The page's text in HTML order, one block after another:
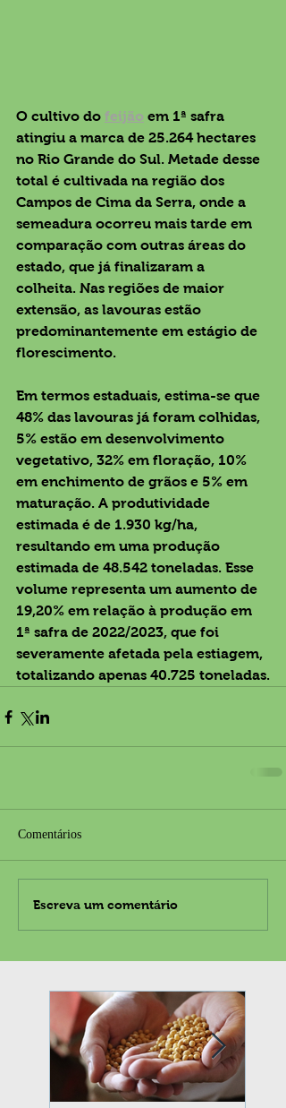
O cultivo do feijão em 1ª safra
atingiu a marca de 25.264 hectares
no Rio Grande do Sul. Metade desse
total é cultivada na região dos
Campos de Cima da Serra, onde a
semeadura ocorreu mais tarde em
comparação com outras áreas do
estado, que já finalizaram a
colheita. Nas regiões de maior
extensão, as lavouras estão
predominantemente em estágio de
florescimento.
Em termos estaduais, estima-se que
48% das lavouras já foram colhidas,
5% estão em desenvolvimento
vegetativo, 32% em floração, 10%
em enchimento de grãos e 5% em
maturação. A produtividade
estimada é de 1.930 kg/ha,
resultando em uma produção
estimada de 48.542 toneladas. Esse
volume representa um aumento de
19,20% em relação à produção em
1ª safra de 2022/2023, que foi
severamente afetada pela estiagem,
totalizando apenas 40.725 toneladas.
Comentários
Escreva um comentário